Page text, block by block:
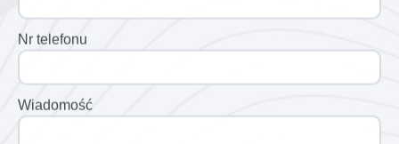
Nr telefonu
Wiadomość